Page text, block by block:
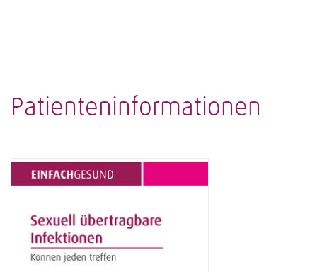
Patienteninformationen